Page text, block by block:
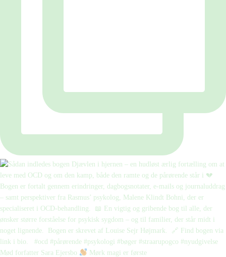
Mød forfatter Sara Ejersbo Mørk magi er første